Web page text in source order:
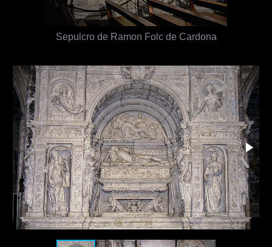
Sepulcro de Ramon Folc de Cardona